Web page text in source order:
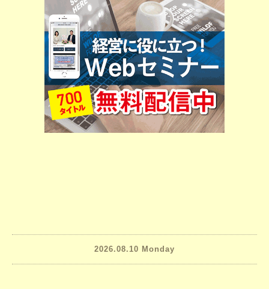
2026.08.10 Monday